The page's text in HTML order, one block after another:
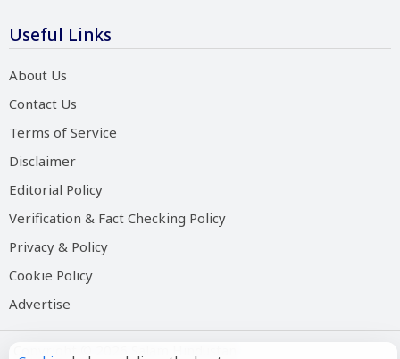
Useful Links
About Us
Contact Us
Terms of Service
Disclaimer
Editorial Policy
Verification & Fact Checking Policy
Privacy & Policy
Cookie Policy
Advertise